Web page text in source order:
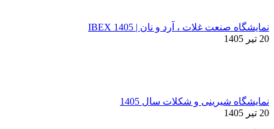
نمایشگاه صنعت غلات ، آرد و نان | IBEX 1405
20 تیر 1405
نمایشگاه شیرینی و شکلات سال 1405
20 تیر 1405